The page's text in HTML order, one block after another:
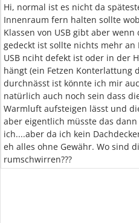
Hi, normal ist es nicht da
Innenraum fern halten sollte
Klassen von USB gibt aber
gedeckt ist sollte nichts mehr
USB nciht defekt ist oder in der
hängt (ein Fetzen Konterlattung
durchnässt ist könnte ich mir
natürlich auch noch sein dass
Warmluft aufsteigen lässt und
aber eigentlich müsste das
ich....aber da ich kein
eh alles ohne Gewähr. Wo sind
rumschwirren???